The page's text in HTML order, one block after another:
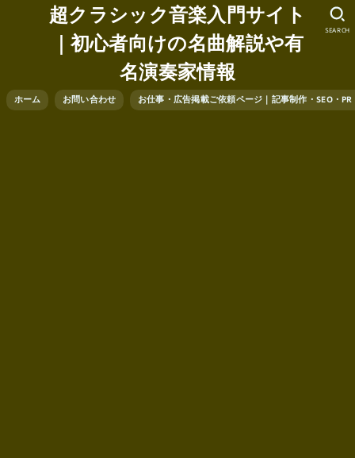
超クラシック音楽入門サイト
｜初心者向けの名曲解説や有
名演奏家情報
ホーム お問い合わせ お仕事・広告掲載ご依頼ページ｜記事制作・SEO・
SEARCH